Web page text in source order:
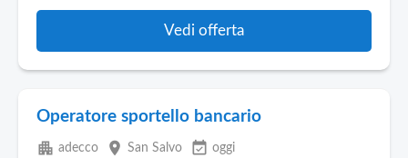
Vedi offerta
Operatore sportello bancario
apartment adecco place San Salvo event_available oggi